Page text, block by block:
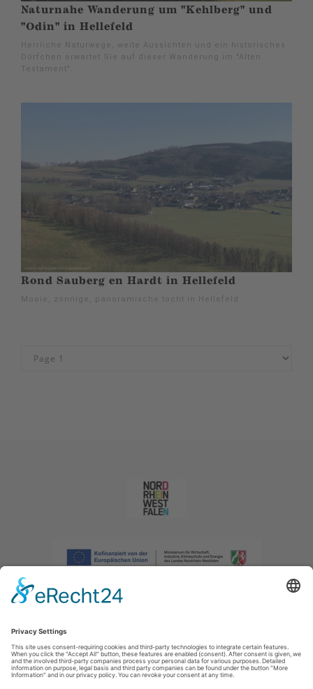
Naturnahe Wanderung um "Kehlberg" und
"Odin" in Hellefeld
Herrliche Naturwege, weite Aussichten und ein historisches
Dörfchen erwartet Sie auf dieser Wanderung im "Alten
Testament".
Rond Sauberg en Hardt in Hellefeld
Mooie, zonnige, panoramische tocht in Hellefeld.
Afdruk |Privacybeleid|Verklaring van toegankelijkheid